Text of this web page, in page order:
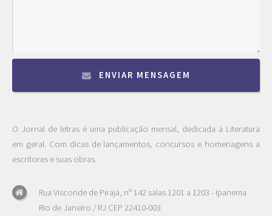
ENVIAR MENSAGEM
O Jornal de letras é uma publicação mensal, dedicada à Literatura
em geral. Com dicas de lançamentos, concursos e homenagens a
escritores e suas obras.
Rua Visconde de Pirajá, nº 142 salas 1201 a 1203 - Ipanema
Rio de Janeiro / RJ CEP 22410-003